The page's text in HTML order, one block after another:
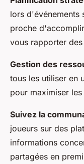
lors d'événements
proche
vous rapporter
Gestion des
tous les utiliser en
pour maximiser
Suivez la
joueurs sur des
informations
partagées en